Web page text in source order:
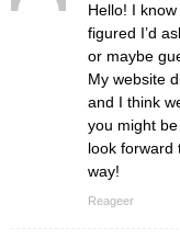
Hello! I
figured I’d
or maybe
My website
and I think
you might
look forward
way!
Reageer